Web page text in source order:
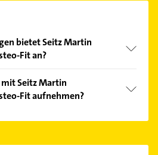
bietet Seitz Martin
Fit an?
und degenerativen
Cranio-
Seitz Martin
Fit aufnehmen?